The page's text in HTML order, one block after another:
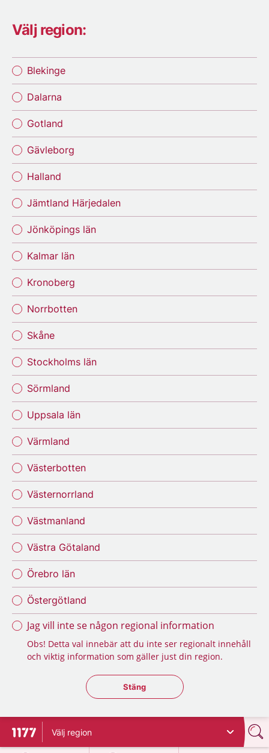
Välj region:
Blekinge
Dalarna
Gotland
Gävleborg
Halland
Jämtland Härjedalen
Jönköpings län
Kalmar län
Kronoberg
Norrbotten
Skåne
Stockholms län
Sörmland
Uppsala län
Värmland
Västerbotten
Västernorrland
Västmanland
Västra Götaland
Örebro län
Östergötland
Jag vill inte se någon regional information
Obs! Detta val innebär att du inte ser regionalt innehåll
och viktig information som gäller just din region.
Stäng regionsväljaren
Stäng
Till startsidan för 1177
Välj region
på 1177.se
på 1177.se